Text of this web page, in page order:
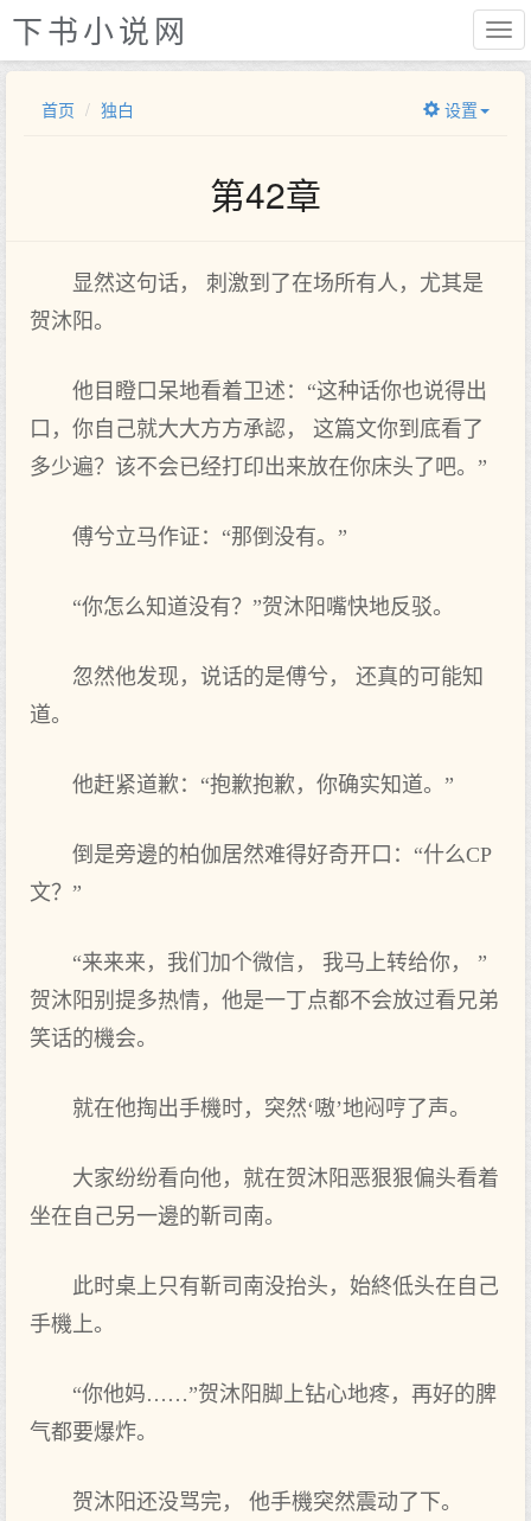
下书小说网
首页 独白 设置
第42章
显然这句话， 刺激到了在场所有人，尤其是
贺沐阳。
他目瞪口呆地看着卫述：“这种话你也说得出
口，你自己就大大方方承認， 这篇文你到底看了
多少遍？该不会已经打印出来放在你床头了吧。”
傅兮立马作证：“那倒没有。”
“你怎么知道没有？”贺沐阳嘴快地反驳。
忽然他发现，说话的是傅兮， 还真的可能知
道。
他赶紧道歉：“抱歉抱歉，你确实知道。”
倒是旁邊的柏伽居然难得好奇开口：“什么CP
文？”
“来来来，我们加个微信， 我马上转给你， ”
贺沐阳别提多热情，他是一丁点都不会放过看兄弟
笑话的機会。
就在他掏出手機时，突然‘嗷’地闷哼了声。
大家纷纷看向他，就在贺沐阳恶狠狠偏头看着
坐在自己另一邊的靳司南。
此时桌上只有靳司南没抬头，始終低头在自己
手機上。
“你他妈……”贺沐阳脚上钻心地疼，再好的脾
气都要爆炸。
贺沐阳还没骂完， 他手機突然震动了下。